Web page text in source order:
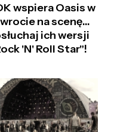
wspiera Oasis w
na scenę...
ich wersji
'N' Roll Star"!